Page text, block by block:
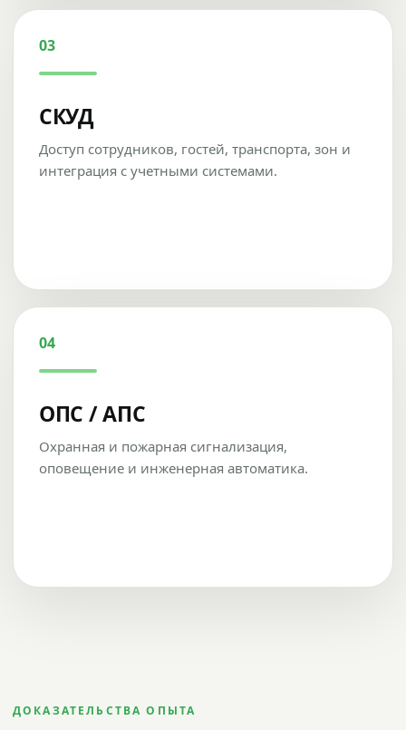
03
СКУД
Доступ сотрудников, гостей, транспорта, зон и
интеграция с учетными системами.
04
ОПС / АПС
Охранная и пожарная сигнализация,
оповещение и инженерная автоматика.
ДОКАЗАТЕЛЬСТВА ОПЫТА